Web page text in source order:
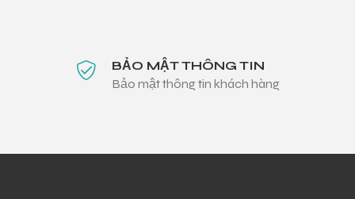
BẢO MẬT THÔNG TIN
Bảo mật thông tin khách hàng